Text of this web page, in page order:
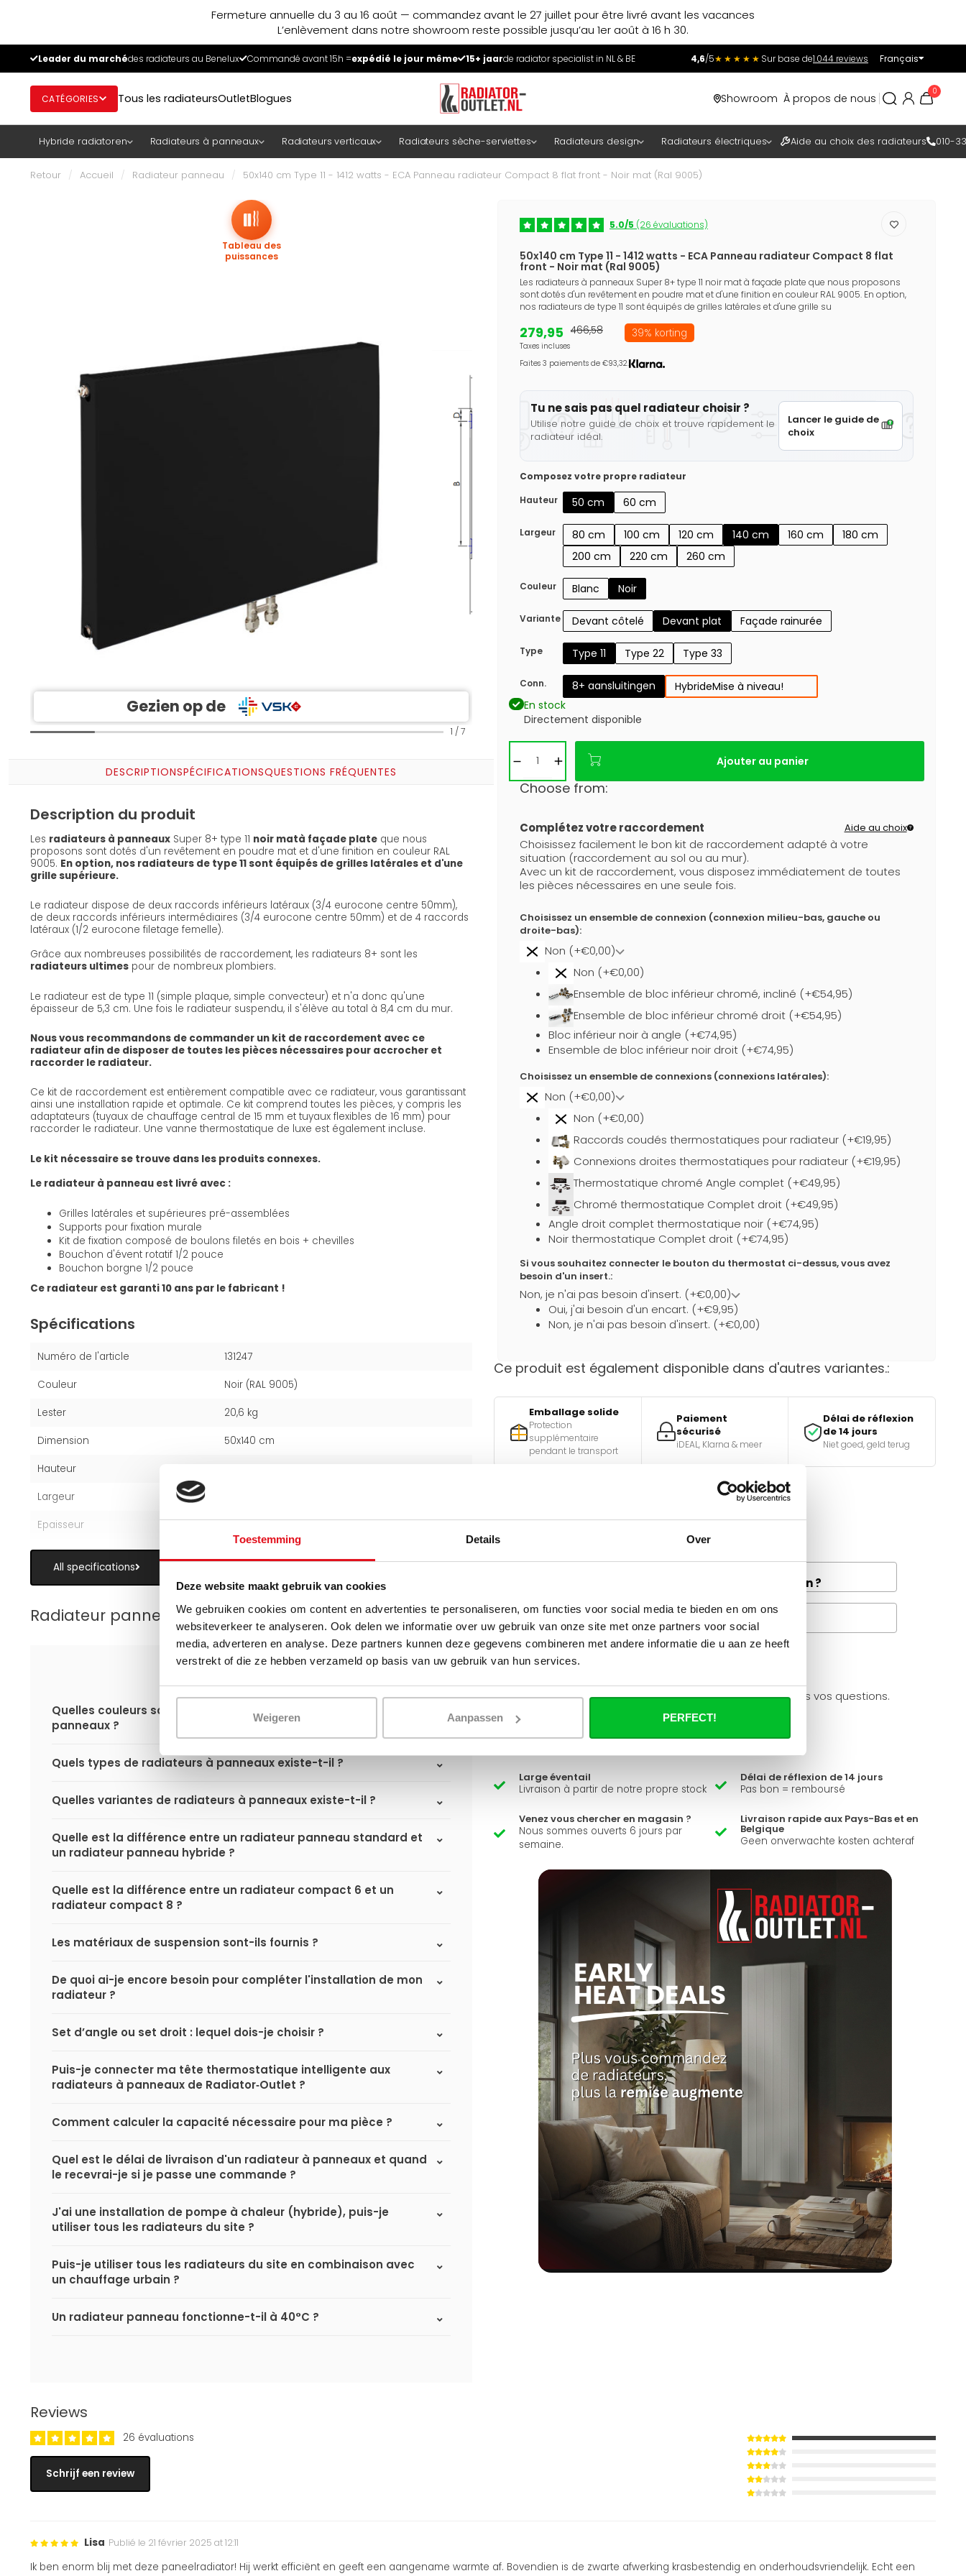
Toestemming Details Over
Deze website maakt gebruik van cookies
We gebruiken cookies om content en advertenties te personaliseren, om functies voor social media te bieden en om ons
websiteverkeer te analyseren. Ook delen we informatie over uw gebruik van onze site met onze partners voor social
media, adverteren en analyse. Deze partners kunnen deze gegevens combineren met andere informatie die u aan ze heeft
verstrekt of die ze hebben verzameld op basis van uw gebruik van hun services.
Weigeren Aanpassen PERFECT!
Fermeture annuelle du 3 au 16 août — commandez avant le 27 juillet pour être livré avant les vacances
L’enlèvement dans notre showroom reste possible jusqu’au 1er août à 16 h 30.
Leader du marchédes radiateurs au Benelux Commandé avant 15h =expédié le jour même 15+ jaarde radiator specialist in NL & BE 4,6/5★★★★★ Sur base de1.044 reviews Français
CATÉGORIES Tous les radiateursOutletBlogues Showroom À propos de nous
0
Hybride radiatoren Radiateurs à panneaux Radiateurs verticaux Radiateurs sèche-serviettes Radiateurs design Radiateurs électriques Aide au choix des radiateurs 010-
Retour / Accueil / Radiateur panneau / 50x140 cm Type 11 - 1412 watts - ECA Panneau radiateur Compact 8 flat front - Noir mat (Ral 9005)
Gezien op de
Tableau des
puissances
1 /7
DESCRIPTIONSPÉCIFICATIONSQUESTIONS FRÉQUENTES
Description du produit
Les radiateurs à panneaux Super 8+ type 11 noir matà façade plate que nous
proposons sont dotés d'un revêtement en poudre mat et d'une finition en couleur RAL
9005. En option, nos radiateurs de type 11 sont équipés de grilles latérales et d'une
grille supérieure.
Le radiateur dispose de deux raccords inférieurs latéraux (3/4 eurocone centre 50mm),
de deux raccords inférieurs intermédiaires (3/4 eurocone centre 50mm) et de 4 raccords
latéraux (1/2 eurocone filetage femelle).
Grâce aux nombreuses possibilités de raccordement, les radiateurs 8+ sont les
radiateurs ultimes pour de nombreux plombiers.
Le radiateur est de type 11 (simple plaque, simple convecteur) et n'a donc qu'une
épaisseur de 5,3 cm. Une fois le radiateur suspendu, il s'élève au total à 8,4 cm du mur.
Nous vous recommandons de commander un kit de raccordement avec ce
radiateur afin de disposer de toutes les pièces nécessaires pour accrocher et
raccorder le radiateur.
Ce kit de raccordement est entièrement compatible avec ce radiateur, vous garantissant
ainsi une installation rapide et optimale. Ce kit comprend toutes les pièces, y compris les
adaptateurs (tuyaux de chauffage central de 15 mm et tuyaux flexibles de 16 mm) pour
raccorder le radiateur. Une vanne thermostatique de luxe est également incluse.
Le kit nécessaire se trouve dans les produits connexes.
Le radiateur à panneau est livré avec :
Grilles latérales et supérieures pré-assemblées
Supports pour fixation murale
Kit de fixation composé de boulons filetés en bois + chevilles
Bouchon d'évent rotatif 1/2 pouce
Bouchon borgne 1/2 pouce
Ce radiateur est garanti 10 ans par le fabricant !
Spécifications
Numéro de l'article 131247
Couleur Noir (RAL 9005)
Lester 20,6 kg
Dimension 50x140 cm
Hauteur
Largeur
Epaisseur 5,3 cm
All specifications
Radiateur panneau
Quelles couleurs sont disponibles pour les radiateurs à
panneaux ?
Quels types de radiateurs à panneaux existe-t-il ?
Quelles variantes de radiateurs à panneaux existe-t-il ?
Quelle est la différence entre un radiateur panneau standard et
un radiateur panneau hybride ?
Quelle est la différence entre un radiateur compact 6 et un
radiateur compact 8 ?
Les matériaux de suspension sont-ils fournis ?
De quoi ai-je encore besoin pour compléter l'installation de mon
radiateur ?
Set d’angle ou set droit : lequel dois-je choisir ?
Puis-je connecter ma tête thermostatique intelligente aux
radiateurs à panneaux de Radiator‑Outlet ?
Comment calculer la capacité nécessaire pour ma pièce ?
Quel est le délai de livraison d'un radiateur à panneaux et quand
le recevrai-je si je passe une commande ?
J'ai une installation de pompe à chaleur (hybride), puis-je
utiliser tous les radiateurs du site ?
Puis-je utiliser tous les radiateurs du site en combinaison avec
un chauffage urbain ?
Un radiateur panneau fonctionne-t-il à 40°C ?
5.0/5 (26 évaluations)
50x140 cm Type 11 - 1412 watts - ECA Panneau radiateur Compact 8 flat
front - Noir mat (Ral 9005)
Les radiateurs à panneaux Super 8+ type 11 noir mat à façade plate que nous proposons
sont dotés d'un revêtement en poudre mat et d'une finition en couleur RAL 9005. En option,
nos radiateurs de type 11 sont équipés de grilles latérales et d'une grille su
279,95
Taxes incluses
466,58 39% korting
Faites 3 paiements de €93,32.
Tu ne sais pas quel radiateur choisir ?
Utilise notre guide de choix et trouve rapidement le
radiateur idéal.
Lancer le guide de
choix
Composez votre propre radiateur
Hauteur
50 cm 60 cm
Largeur 80 cm 100 cm 120 cm 140 cm 160 cm
180 cm
200 cm
220 cm 260 cm
Couleur Blanc Noir
Variante Devant côtelé Devant plat Façade rainurée
Type Type 11 Type 22 Type 33
Conn. 8+ aansluitingen HybrideMise à niveau!
En stock
Directement disponible
Ajouter au panier
Choose from:
Complétez votre raccordement Aide au choix
Choisissez facilement le bon kit de raccordement adapté à votre
situation (raccordement au sol ou au mur).
Avec un kit de raccordement, vous disposez immédiatement de toutes
les pièces nécessaires en une seule fois.
Choisissez un ensemble de connexion (connexion milieu-bas, gauche ou
droite-bas):
Non (+€0,00)
Non (+€0,00)
Ensemble de bloc inférieur chromé, incliné (+€54,95)
Ensemble de bloc inférieur chromé droit (+€54,95)
Bloc inférieur noir à angle (+€74,95)
Ensemble de bloc inférieur noir droit (+€74,95)
Choisissez un ensemble de connexions (connexions latérales):
Non (+€0,00)
Non (+€0,00)
Raccords coudés thermostatiques pour radiateur (+€19,95)
Connexions droites thermostatiques pour radiateur (+€19,95)
Thermostatique chromé Angle complet (+€49,95)
Chromé thermostatique Complet droit (+€49,95)
Angle droit complet thermostatique noir (+€74,95)
Noir thermostatique Complet droit (+€74,95)
Si vous souhaitez connecter le bouton du thermostat ci-dessus, vous avez
besoin d'un insert.:
Non, je n'ai pas besoin d'insert. (+€0,00)
Oui, j'ai besoin d'un encart. (+€9,95)
Non, je n'ai pas besoin d'insert. (+€0,00)
Ce produit est également disponible dans d'autres variantes.:
Emballage solide
Protection
supplémentaire
pendant le transport
Paiement
sécurisé
iDEAL, Klarna & meer
Délai de réflexion
de 14 jours
Niet goed, geld terug
Besoin d'aide pour faire le bon choix ?
Utilisez l'un de nos outils pratiques.
est-elle disponible dans votre région ?
Questions fréquentes
Simon est heureux de vous aider et peut répondre à toutes vos questions.
Envoyer un message
Large éventail
Livraison à partir de notre propre stock
Délai de réflexion de 14 jours
Pas bon = remboursé
Venez vous chercher en magasin ?
Nous sommes ouverts 6 jours par
semaine.
Livraison rapide aux Pays-Bas et en
Belgique
Geen onverwachte kosten achteraf
Reviews
26 évaluations
Schrijf een review
Lisa Publié le 21 février 2025 at 12:11
Ik ben enorm blij met deze paneelradiator! Hij werkt efficiënt en geeft een aangename warmte af. Bovendien is de zwarte afwerking krasbestendig en onderhoudsvriendelijk. Echt een